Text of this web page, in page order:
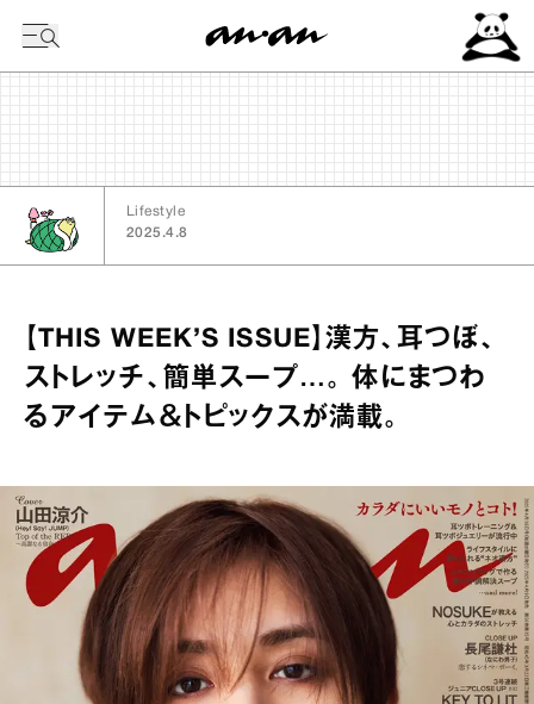
Lifestyle
2025.4.8
【THIS WEEK’S ISSUE】漢方、耳つぼ、
ストレッチ、簡単スープ…。 体にまつわ
るアイテム＆トピックスが満載。